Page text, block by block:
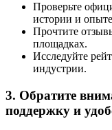
Проверьте
истории и
Прочтите
площадках.
Исследуйте
индустрии.
3. Обратите
поддержку и